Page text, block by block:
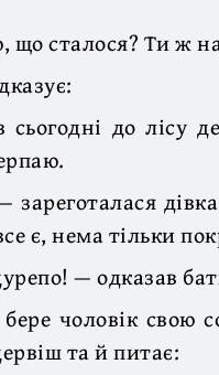
що сталося? Ти ж
до лісу
зареготалася
є, нема тільки
— одказав
бере чоловік
та й питає: